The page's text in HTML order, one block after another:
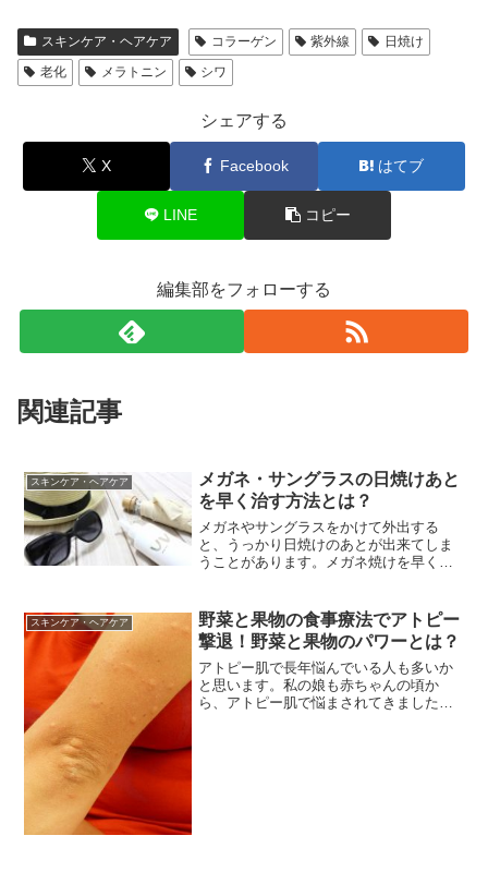
スキンケア・ヘアケア コラーゲン 紫外線
日焼け
老化
メラトニン シワ
シェアする
X Facebook はてブ
LINE コピー
編集部をフォローする
関連記事
スキンケア・ヘアケア
メガネ・サングラスの日焼けあと
を早く治す方法とは？
メガネやサングラスをかけて外出する
と、うっかり日焼けのあとが出来てしま
うことがあります。メガネ焼けを早く治
っきりするのを防ぐこと、美白ジェルを
使用すること、ファンデーシ...
スキンケア・ヘアケア
野菜と果物の食事療法でアトピー
撃退！野菜と果物のパワーとは？
アトピー肌で長年悩んでいる人も多いか
と思います。私の娘も赤ちゃんの頃か
ら、アトピー肌で悩まされてきました。